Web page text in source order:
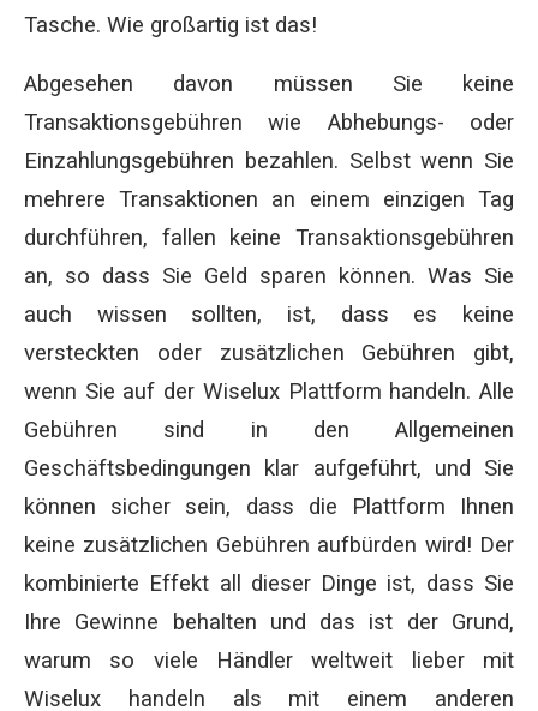
Tasche. Wie großartig ist das!
Abgesehen davon müssen Sie keine
Transaktionsgebühren wie Abhebungs- oder
Einzahlungsgebühren bezahlen. Selbst wenn Sie
mehrere Transaktionen an einem einzigen Tag
durchführen, fallen keine Transaktionsgebühren
an, so dass Sie Geld sparen können. Was Sie
auch wissen sollten, ist, dass es keine
versteckten oder zusätzlichen Gebühren gibt,
wenn Sie auf der Wiselux Plattform handeln. Alle
Gebühren sind in den Allgemeinen
Geschäftsbedingungen klar aufgeführt, und Sie
können sicher sein, dass die Plattform Ihnen
keine zusätzlichen Gebühren aufbürden wird! Der
kombinierte Effekt all dieser Dinge ist, dass Sie
Ihre Gewinne behalten und das ist der Grund,
warum so viele Händler weltweit lieber mit
Wiselux handeln als mit einem anderen